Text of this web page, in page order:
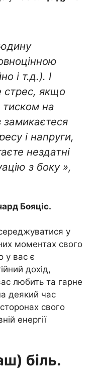
і т.д.). І
стрес, якщо
тиском на
замикаєтеся
і напруги,
нездатні
з боку »,
Бояціс.
у
моментах свого
у вас є
дохід,
любить та гарне
деякий час
свого
енергії
біль.